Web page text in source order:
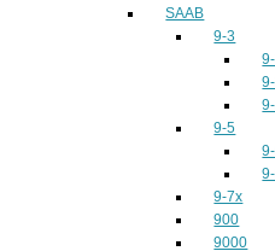
SAAB
9-3
9-5
9-7x
900
9000